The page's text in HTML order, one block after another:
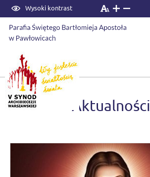
Wysoki kontrast
Start›Aktualności
Aktualności